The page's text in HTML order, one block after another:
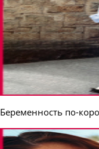
Беременность по-